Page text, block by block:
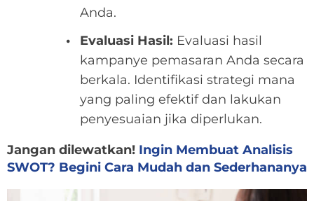
Anda.
Evaluasi Hasil: Evaluasi hasil
kampanye pemasaran Anda secara
berkala. Identifikasi strategi mana
yang paling efektif dan lakukan
penyesuaian jika diperlukan.
Jangan dilewatkan! Ingin Membuat Analisis
SWOT? Begini Cara Mudah dan Sederhananya